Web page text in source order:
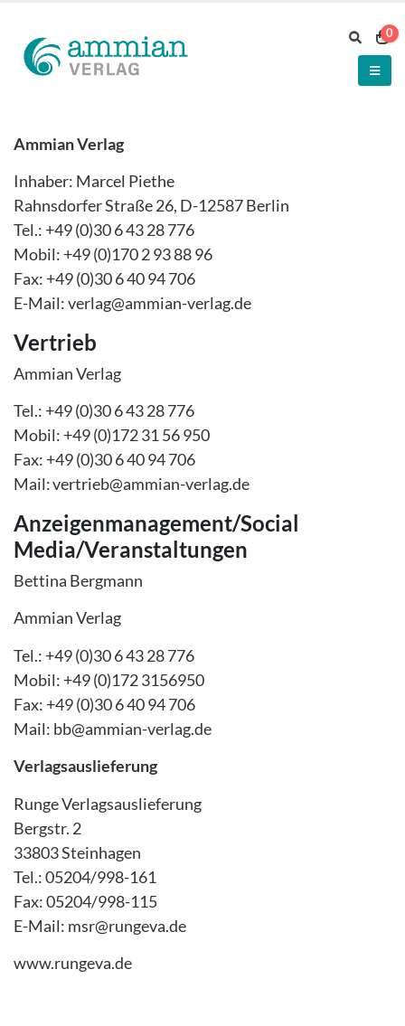
0
Ammian Verlag
Inhaber: Marcel Piethe
Rahnsdorfer Straße 26, D-12587 Berlin
Tel.: +49 (0)30 6 43 28 776
Mobil: +49 (0)170 2 93 88 96
Fax: +49 (0)30 6 40 94 706
E-Mail: verlag@ammian-verlag.de
Vertrieb
Ammian Verlag
Tel.: +49 (0)30 6 43 28 776
Mobil: +49 (0)172 31 56 950
Fax: +49 (0)30 6 40 94 706
Mail: vertrieb@ammian-verlag.de
Anzeigenmanagement/Social
Media/Veranstaltungen
Bettina Bergmann
Ammian Verlag
Tel.: +49 (0)30 6 43 28 776
Mobil: +49 (0)172 3156950
Fax: +49 (0)30 6 40 94 706
Mail: bb@ammian-verlag.de
Verlagsauslieferung
Runge Verlagsauslieferung
Bergstr. 2
33803 Steinhagen
Tel.: 05204/998-161
Fax: 05204/998-115
E-Mail: msr@rungeva.de
www.rungeva.de